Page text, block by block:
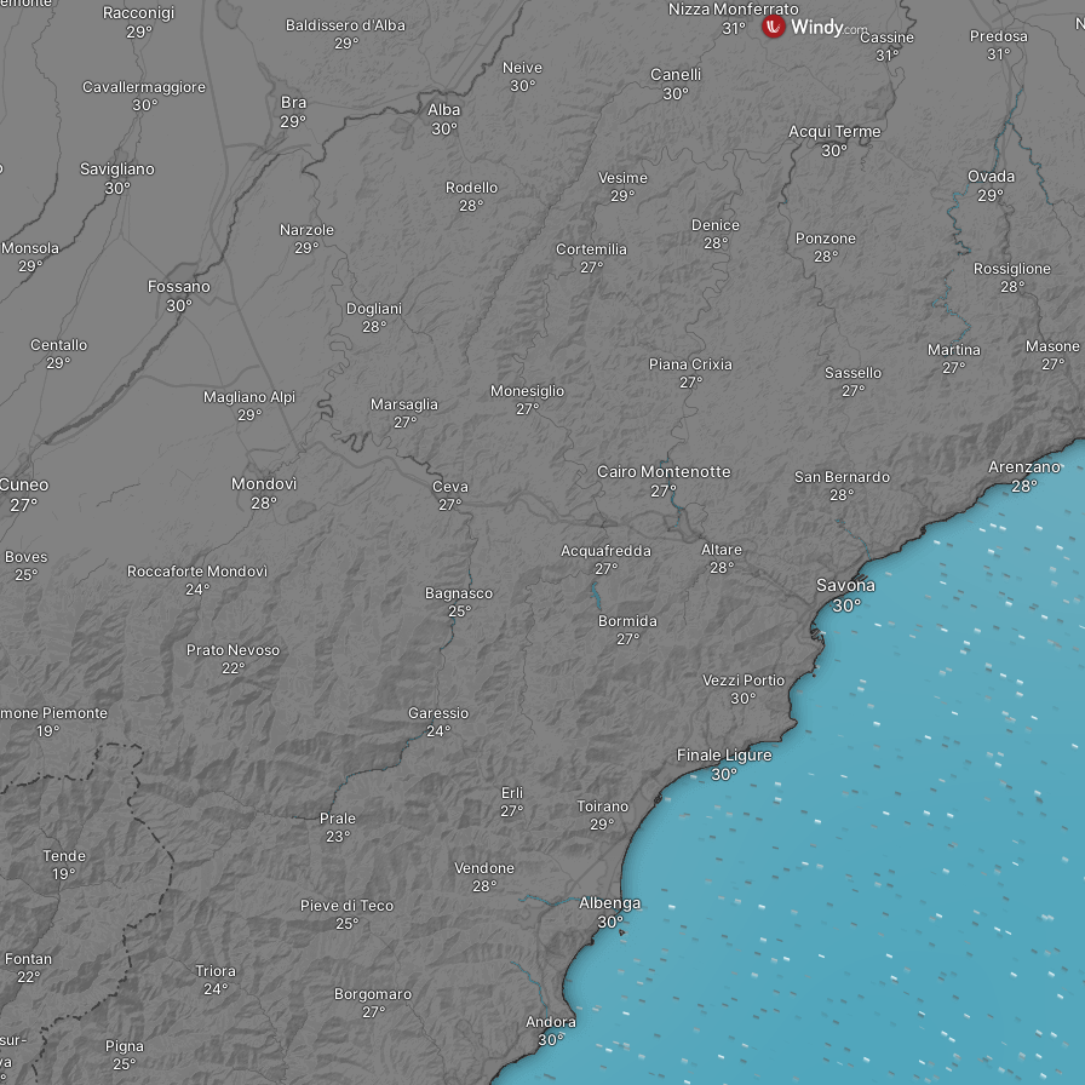
Vezzi Portio
Finale Ligure
Toirano
Erli
Acquafredda Altare
Bormida
Savona
Cairo Montenotte
Monesiglio
Piana Crixia
Cortemilia
Masone
San Bernardo
Sassello
Arenzano
Martina
Ponzone
Rossiglione
Albenga
Andora
Prato Nevoso
Prale
Garessio
Bagnasco
Roccaforte Mondovì
Ceva
Marsaglia
Magliano Alpi
Mondovì
Dogliani
Borgomaro
Pieve di Teco
Vendone
Triora
Nizza Monferrato
Neive Canelli
Vesime
Denice
Ovada
Predosa
Cassine
Acqui Terme
Bra
Baldissero d'Alba
Rodello
Narzole
Alba
Piemonte
Boves
Centallo
Monsola
Fossano
Pigna
Tende
Fontan
Racconigi
Cavallermaggiore
Savigliano